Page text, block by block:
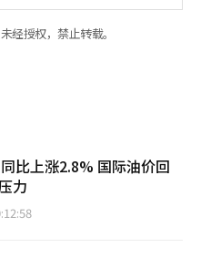
经授权，禁止转载。
比上涨2.8% 国际油价回
力